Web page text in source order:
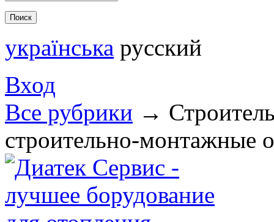
українська русский
Вход
Все рубрики →
строительно-монтажные